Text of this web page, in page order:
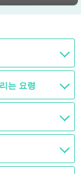
는 요령